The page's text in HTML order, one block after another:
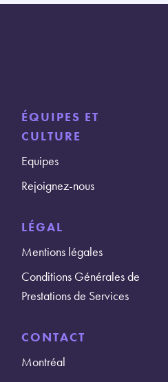
ÉQUIPES ET
CULTURE
Equipes
Rejoignez-nous
LÉGAL
Mentions légales
Conditions Générales de
Prestations de Services
CONTACT
Montréal